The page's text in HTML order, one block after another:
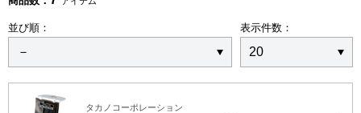
並び順： 表示件数：
タカノコーポレーション